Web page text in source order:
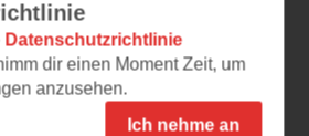
lesen.
Datenschutzrichtlinie
dir einen Moment Zeit, um
anzusehen.
Ich nehme an